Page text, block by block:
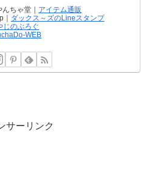
ちゃ堂｜ アイテム通販
ダックス～ズのLineスタンプ
じのぶろぐ
WEB
サーリンク